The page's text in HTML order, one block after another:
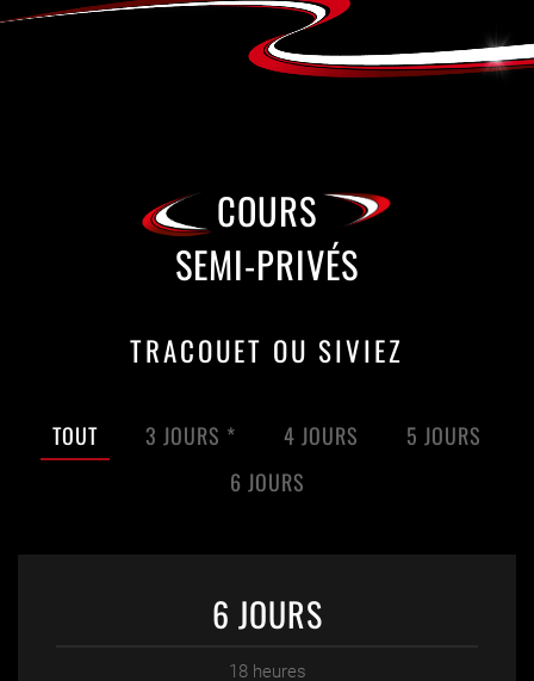
COURS
SEMI-PRIVÉS
TRACOUET OU SIVIEZ
TOUT 3 JOURS * 4 JOURS
5 JOURS
6 JOURS
6 JOURS
18 heures